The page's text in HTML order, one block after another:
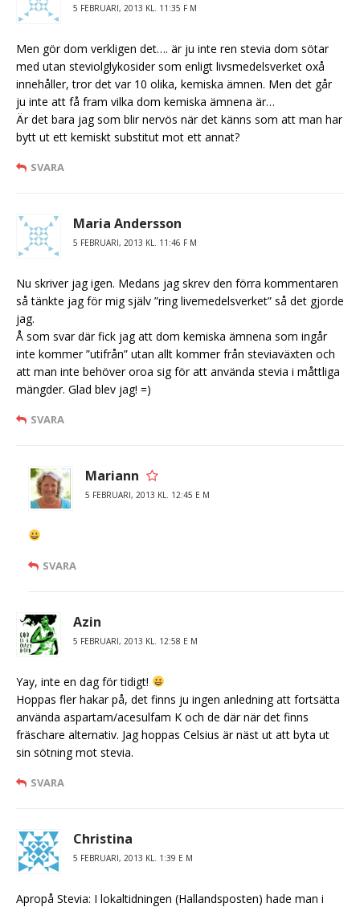
5 FEBRUARI, 2013 KL. 11:35 F M
Men gör dom verkligen det…. är ju inte ren stevia dom sötar
med utan steviolglykosider som enligt livsmedelsverket oxå
innehåller, tror det var 10 olika, kemiska ämnen. Men det går
ju inte att få fram vilka dom kemiska ämnena är…
Är det bara jag som blir nervös när det känns som att man har
bytt ut ett kemiskt substitut mot ett annat?
SVARA
Maria Andersson
5 FEBRUARI, 2013 KL. 11:46 F M
Nu skriver jag igen. Medans jag skrev den förra kommentaren
så tänkte jag för mig själv ”ring livemedelsverket” så det gjorde
jag.
Å som svar där fick jag att dom kemiska ämnena som ingår
inte kommer ”utifrån” utan allt kommer från steviaväxten och
att man inte behöver oroa sig för att använda stevia i måttliga
mängder. Glad blev jag! =)
SVARA
Mariann
5 FEBRUARI, 2013 KL. 12:45 E M
SVARA
Azin
5 FEBRUARI, 2013 KL. 12:58 E M
Yay, inte en dag för tidigt!
Hoppas fler hakar på, det finns ju ingen anledning att fortsätta
använda aspartam/acesulfam K och de där när det finns
fräschare alternativ. Jag hoppas Celsius är näst ut att byta ut
sin sötning mot stevia.
SVARA
Christina
5 FEBRUARI, 2013 KL. 1:39 E M
Apropå Stevia: I lokaltidningen (Hallandsposten) hade man i